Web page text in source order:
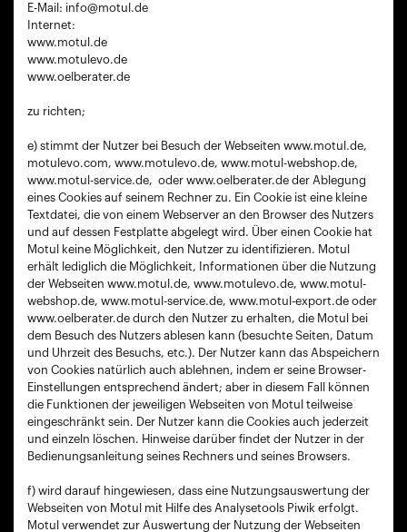
E-Mail: info@motul.de
Internet:
www.motul.de
www.motulevo.de
www.oelberater.de
zu richten;
e) stimmt der Nutzer bei Besuch der Webseiten www.motul.de,
motulevo.com, www.motulevo.de, www.motul-webshop.de,
www.motul-service.de, oder www.oelberater.de der Ablegung
eines Cookies auf seinem Rechner zu. Ein Cookie ist eine kleine
Textdatei, die von einem Webserver an den Browser des Nutzers
und auf dessen Festplatte abgelegt wird. Über einen Cookie hat
Motul keine Möglichkeit, den Nutzer zu identifizieren. Motul
erhält lediglich die Möglichkeit, Informationen über die Nutzung
der Webseiten www.motul.de, www.motulevo.de, www.motul-
webshop.de, www.motul-service.de, www.motul-export.de oder
www.oelberater.de durch den Nutzer zu erhalten, die Motul bei
dem Besuch des Nutzers ablesen kann (besuchte Seiten, Datum
und Uhrzeit des Besuchs, etc.). Der Nutzer kann das Abspeichern
von Cookies natürlich auch ablehnen, indem er seine Browser-
Einstellungen entsprechend ändert; aber in diesem Fall können
die Funktionen der jeweiligen Webseiten von Motul teilweise
eingeschränkt sein. Der Nutzer kann die Cookies auch jederzeit
und einzeln löschen. Hinweise darüber findet der Nutzer in der
Bedienungsanleitung seines Rechners und seines Browsers.
f) wird darauf hingewiesen, dass eine Nutzungsauswertung der
Webseiten von Motul mit Hilfe des Analysetools Piwik erfolgt.
Motul verwendet zur Auswertung der Nutzung der Webseiten